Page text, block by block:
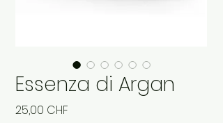
Essenza di Argan
25,00 CHF